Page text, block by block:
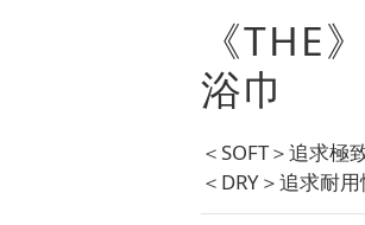
《THE
浴巾
＜SOFT＞追求極
＜DRY＞追求耐